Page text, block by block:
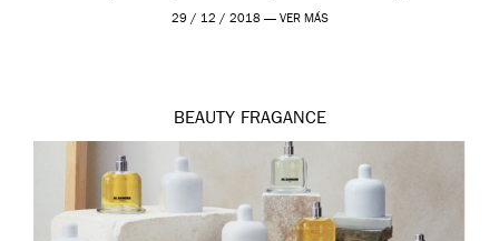
ropa […]
29 / 12 / 2018 — VER MÁS
BEAUTY FRAGANCE